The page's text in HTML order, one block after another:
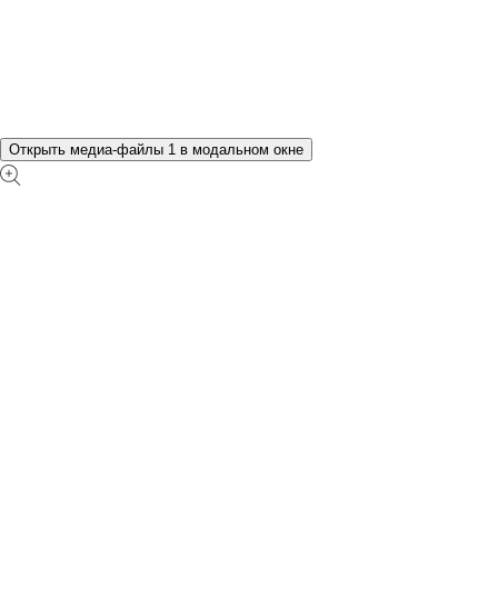
Открыть медиа-файлы 1 в модальном окне